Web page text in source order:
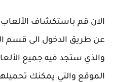
الان قم باستكشاف
عن طريق الدخول الى قسم
والذي ستجد فيه جميع
الموقع والتي يمكنك